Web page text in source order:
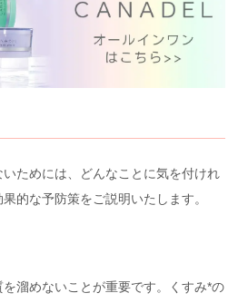
ためには、どんなことに気を付けれ
的な予防策をご説明いたします。
溜めないことが重要です。くすみ*の